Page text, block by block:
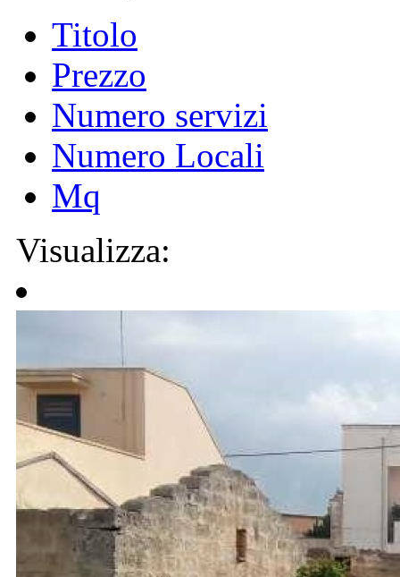
Titolo
Prezzo
Numero servizi
Numero Locali
Mq
Visualizza: